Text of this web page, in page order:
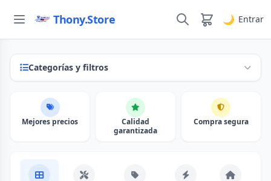
Thony.Store 🌙 Entrar
Categorías y filtros
Mejores precios
Calidad
garantizada
Compra segura